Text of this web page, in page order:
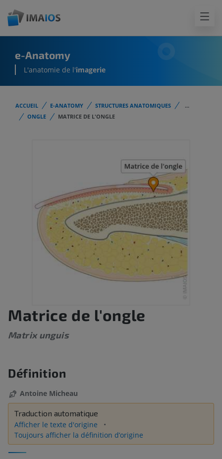
e-Anatomy
L'anatomie de l'imagerie
ACCUEIL E-ANATOMY STRUCTURES ANATOMIQUES
...
ONGLE
MATRICE DE L'ONGLE
Matrice de l'ongle
Matrix unguis
Définition
Antoine Micheau
Traduction automatique
Afficher le texte d'origine
Toujours afficher la définition d’origine